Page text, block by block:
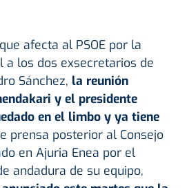
afecta al PSOE por la
a los dos exsecretarios de
Sánchez, la reunión
y el presidente
en el limbo y ya tiene
prensa posterior al Consejo
en Ajuria Enea por el
andadura de su equipo,